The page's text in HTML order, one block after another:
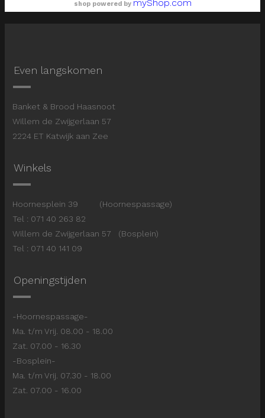
shop powered by myShop.com
Even langskomen
Banket & Brood Haasnoot
Willem de Zwijgerlaan 57
2224 ET Katwijk aan Zee
Winkels
Hoornesplein 39 (Hoornespassage)
Tel : 071 40 263 82
Willem de Zwijgerlaan 57 (Bosplein)
Tel : 071 40 141 09
Openingstijden
-Hoornespassage-
Ma. t/m Vrij. 08.00 - 18.00
Zat. 07.00 - 16.30
-Bosplein-
Ma. t/m Vrij. 07.30 - 18.00
Zat. 07.00 - 16.00